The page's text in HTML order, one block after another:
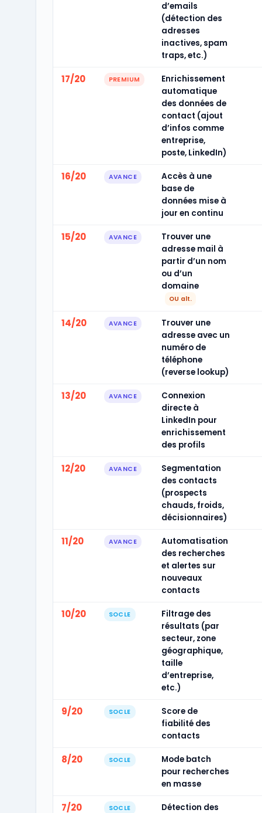
d’emails
(détection des
adresses
inactives, spam
traps, etc.)
17/20 PREMIUM
Enrichissement
automatique
des données de
contact (ajout
d’infos comme
entreprise,
poste, LinkedIn)
16/20 AVANCE
Accès à une
base de
données mise à
jour en continu
15/20 AVANCE
Trouver une
adresse mail à
partir d’un nom
ou d’un
domaine
OU alt.
14/20 AVANCE
Trouver une
adresse avec un
numéro de
téléphone
(reverse lookup)
13/20 AVANCE
Connexion
directe à
LinkedIn pour
enrichissement
des profils
12/20 AVANCE
Segmentation
des contacts
(prospects
chauds, froids,
décisionnaires)
11/20 AVANCE
Automatisation
des recherches
et alertes sur
nouveaux
contacts
10/20 SOCLE
Filtrage des
résultats (par
secteur, zone
géographique,
taille
d’entreprise,
etc.)
9/20 SOCLE
Score de
fiabilité des
contacts
8/20 SOCLE
Mode batch
pour recherches
en masse
7/20 SOCLE
Détection des